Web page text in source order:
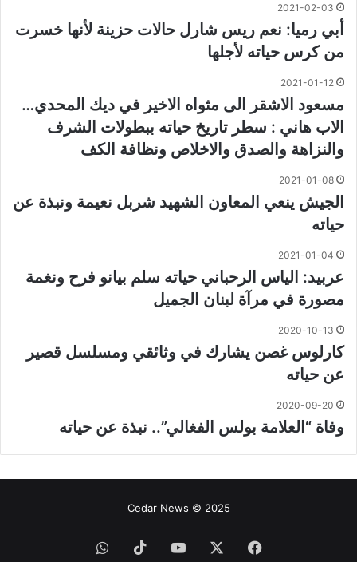
2021-02-03
أبي رميا: نعم ريس شارل حالات حزينة لأنها خسرت
من كرس حياته لأجلها
2021-01-12
مسعود الاشقر الى مثواه الاخير في ديك المحدي…
الاب هاني : سطر تاريخ حياته ببطولات الشرف
والنزاهة والصدق والاخلاص ونظافة الكف
2021-01-08
الجيش ينعي المعاون الشهيد شربل نعيمة ونبذة عن
حياته
2021-01-04
عربيد: الياس الرحباني حياته سلم بيانو فرح ونغمة
مصورة في مرآة لبنان الجميل
2020-10-13
كارلوس غصن يشارك في وثائقي ومسلسل قصير
عن حياته
2020-09-20
وفاة “العلامة بولس الفغالي”.. نبذة عن حياته
Cedar News © 2025
فيسبوك ‫YouTube
‫TikTokواتساب